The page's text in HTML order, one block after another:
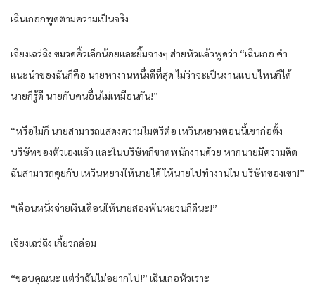
เฉินเกอกพูดตามความเป็นจริง
เจียงเฉว่ฉิง ขมวดคิ้วเล็กน้อยและยิ้มจางๆ ส่ายหัวแล้วพูดว่า “เฉินเกอ คำ
แนะนำของฉันก็คือ นายหางานหนึ่งดีที่สุด ไม่ว่าจะเป็นงานแบบไหนก็ได้
นายก็รู้ดี นายกับคนอื่นไม่เหมือนกัน!”
“หรือไม่ก็ นายสามารถแสดงความไมตรีต่อ เหวินหยางตอนนี้เขาก่อตั้ง
บริษัทของตัวเองแล้ว และในบริษัทก็ขาดพนักงานด้วย หากนายมีความคิด
ฉันสามารถคุยกับ เหวินหยางให้นายได้ ให้นายไปทำงานใน บริษัทของเขา!”
“เดือนหนึ่งจ่ายเงินเดือนให้นายสองพันหยวนก็ดีนะ!”
เจียงเฉว่ฉิง เกี้ยวกล่อม
“ขอบคุณนะ แต่ว่าฉันไม่อยากไป!” เฉินเกอหัวเราะ